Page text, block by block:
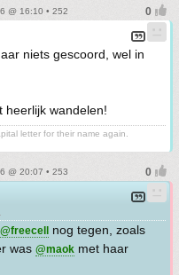
@ 16:10 • 252
niets gescoord, wel in
heerlijk wandelen!
letter for their name again.
@ 20:07 • 253
@freecell
nog tegen, zoals
was @maok met haar